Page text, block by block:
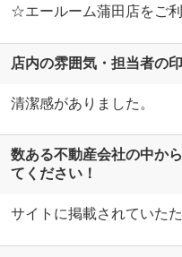
☆エールーム蒲田店をご
店内の雰囲気・担当者の
清潔感がありました。
数ある不動産会社の中か
てください！
サイトに掲載されていた